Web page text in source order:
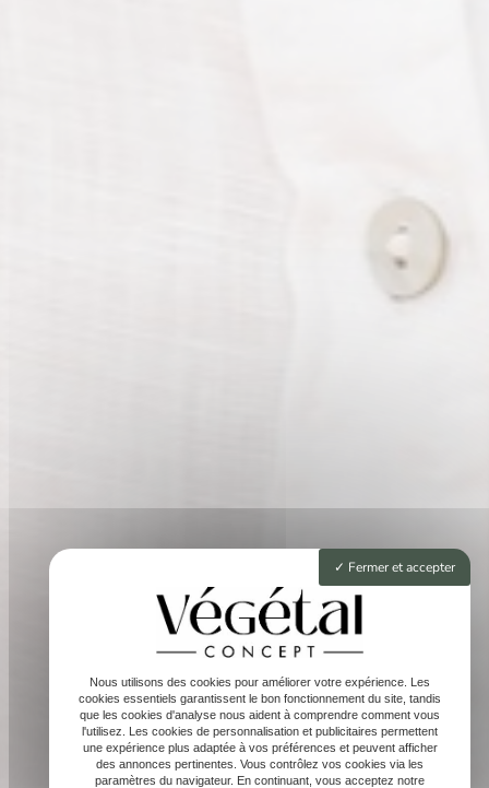
Fermer et accepter
Nous utilisons des cookies pour améliorer votre expérience. Les
cookies essentiels garantissent le bon fonctionnement du site, tandis
que les cookies d'analyse nous aident à comprendre comment vous
l'utilisez. Les cookies de personnalisation et publicitaires permettent
une expérience plus adaptée à vos préférences et peuvent afficher
des annonces pertinentes. Vous contrôlez vos cookies via les
paramètres du navigateur. En continuant, vous acceptez notre